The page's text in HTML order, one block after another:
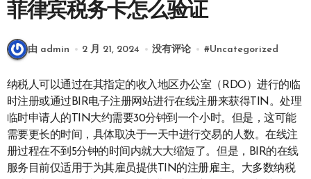
菲律宾税务卡怎么验证
由 admin 2 月 21, 2024 没有评论 #Uncategorized
纳税人可以通过在其指定的收入地区办公室（RDO）进行的临
时注册或通过BIR电子注册网站进行在线注册来获得TIN。处理
临时申请人的TIN大约需要30分钟到一个小时。但是，这可能
需要更长的时间，具体取决于一天中进行交易的人数。在线注
册过程在不到5分钟的时间内就大大缩短了。但是，BIR的在线
服务目前仅适用于为其雇员提供TIN的注册雇主。大多数纳税